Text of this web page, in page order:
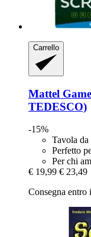
Carrello
Mattel
TEDESCO)
-15%
Tavola
Perfetto
Per chi
€ 19,99 € 23,49
Consegna entro